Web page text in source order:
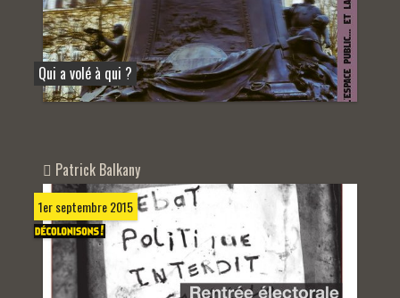
Qui a volé à qui ?
Patrick Balkany
1er septembre 2015